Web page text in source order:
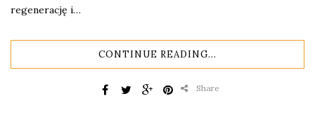
regenerację i…
CONTINUE READING...
Share